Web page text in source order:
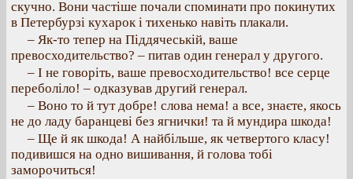
скучно. Вони частіше почали споминати про покинутих
в Петербурзі кухарок і тихенько навіть плакали.
– Як-то тепер на Піддячеській, ваше
превосходительство? – питав один генерал у другого.
– І не говоріть, ваше превосходительство! все серце
переболіло! – одказував другий генерал.
– Воно то й тут добре! слова нема! а все, знаєте, якось
не до ладу баранцеві без ягнички! та й мундира шкода!
– Ще й як шкода! А найбільше, як четвертого класу!
подивишся на одно вишивання, й голова тобі
заморочиться!